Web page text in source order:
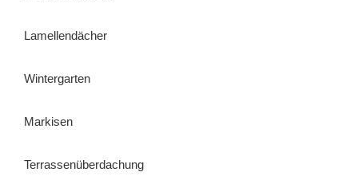
Lamellendächer
Wintergarten
Markisen
Terrassenüberdachung